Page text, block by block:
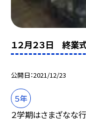
１２月２３日 終業
公開日 2021/12/23
５年
２学期はさまざなな